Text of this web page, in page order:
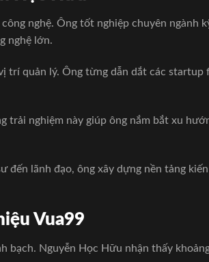
nghệ. Ông tốt nghiệp chuyên ngành
nghệ lớn.
quản lý. Ông từng dẫn dắt các
trải nghiệm này giúp ông nắm bắt xu
đến lãnh đạo, ông xây dựng nền tảng
Vua99
bạch. Nguyễn Học Hữu nhận thấy